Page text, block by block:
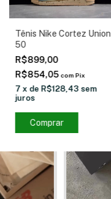
Tênis Nike Cortez Union
50
R$899,00
R$854,05 com Pix
7 x de R$128,43 sem
juros
Comprar